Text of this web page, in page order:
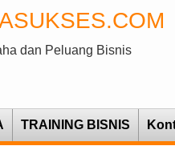
dan Peluang Bisnis
TRAINING BISNIS